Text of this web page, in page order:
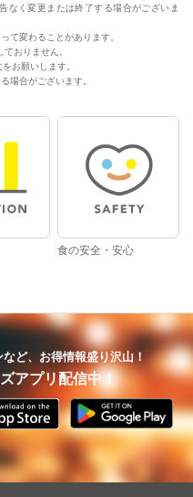
なく変更または終了する場合がございま
て変わることがあります。
おりません。
お願いします。
場合がございます。
食の安全・安心
など、お得情報盛り沢山！
アプリ配信中！